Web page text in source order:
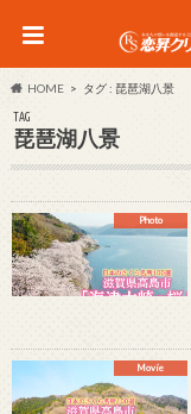
HOME タグ : 琵琶湖八景
TAG
琵琶湖八景
Photo
Movie